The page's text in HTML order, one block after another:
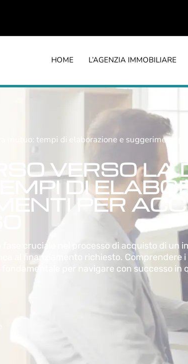
HOME L’AGENZIA IMMOBILIARE
mutuo: tempi di elaborazione e suggerimenti
VERSO LA
DI
PER
fase cruciale nel processo di acquisto di un
al finanziamento richiesto.
fondamentale per navigare con successo in